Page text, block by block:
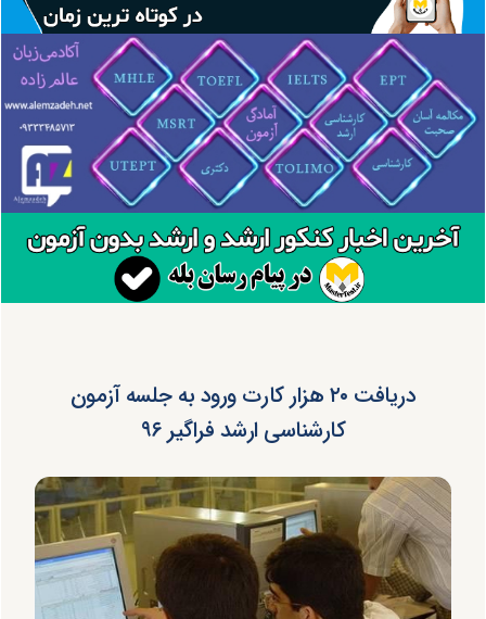
دریافت ۲۰ هزار کارت ورود به جلسه آزمون
کارشناسی ارشد فراگیر ۹۶